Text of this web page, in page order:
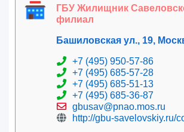
ГБУ Жилищник
филиал
Башиловская ул., 19,
+7 (495) 950-57-86
+7 (495) 685-57-28
+7 (495) 685-51-13
+7 (495) 685-36-87
gbusav@pnao.mos.ru
http://gbu-savelovskiy.ru/